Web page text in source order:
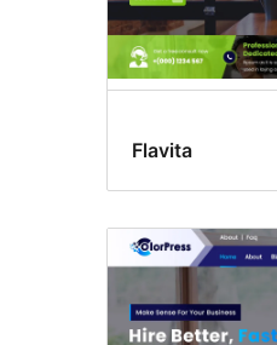
Flavita